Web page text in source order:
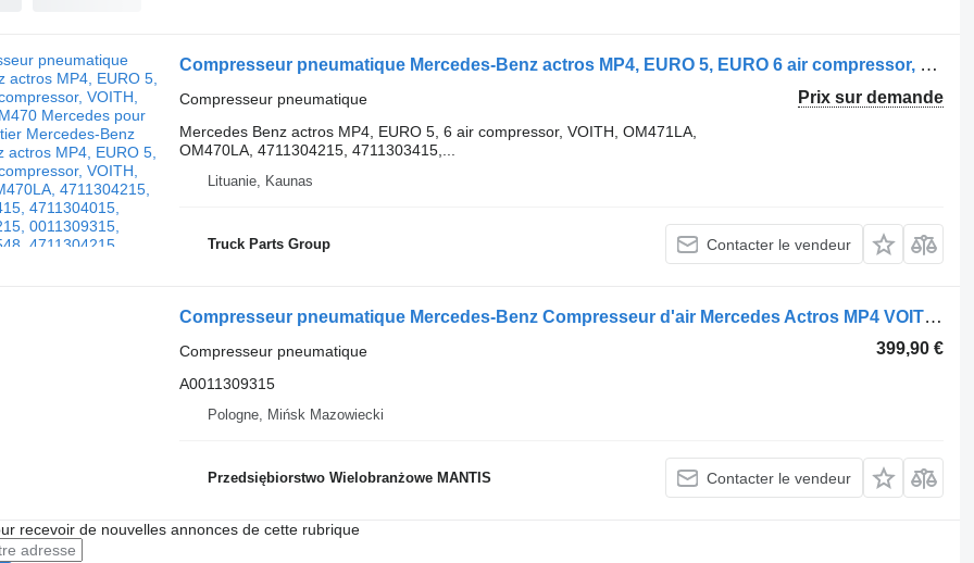
Compresseur pneumatique Mercedes-Benz actros MP4, EURO 5, EURO 6 air compressor, VOITH, OM471LA, OM470 Mercedes pour tracteur routier Mercedes-Benz Mercedes Benz actros MP4, EURO 5, EURO 6 air compressor, VOITH, OM471LA, OM470LA, 4711304215, 4711303415, 4711304015, 4711303215, 0011309315, 0009763548, 4711304215, 4711304015, 4711303215, 0011309315, 0009763548, 4701300415, 4701301115, 4701301415, 4701302015, 0011308915, 4711304215, 0011306415, 4711303215, 4711304015, 4711303415, 4711303415, 4711304015, 4711303215, 4711304215, 4711304215, 9122100000, 0011306015, 0011306215, 0011306415, 0011308915, 0011309315, 4701301415, 4701302015, 4711300015, 4711303215, 4711303415, 4711304015, 4711304215, 4711304315, 4711306615, 0011306015, 0011306215, 0011306415, 0011308915, 0011309315, 4701301415, 4701302015, 4711300015, 4711303215, 4711303415, 4711304215, 4711304315, 4711306615, 14900050711, 14900050713, 14900105110, 14900119210, 14900127710, 14900127711, 14900145710, 14900145711, 14900145712, 14900145712T, A4711304015, LP490 OM47x/OM936, 4711306015, 4711304315, 4711303615, 4711303715, 4711304215, 0009807253, 0011308915
Prix sur demande
Compresseur pneumatique
Mercedes Benz actros MP4, EURO 5, 6 air compressor, VOITH, OM471LA,
OM470LA, 4711304215, 4711303415,...
Lituanie, Kaunas
Truck Parts Group Contacter le vendeur
Compresseur pneumatique Mercedes-Benz Compresseur d'air Mercedes Actros MP4 VOITH A0011309 A0011309315 pour tracteur routier
399,90 €
Compresseur pneumatique
A0011309315
Pologne, Mińsk Mazowiecki
Przedsiębiorstwo Wielobranżowe MANTIS Contacter le vendeur
recevoir de nouvelles annonces de cette rubrique